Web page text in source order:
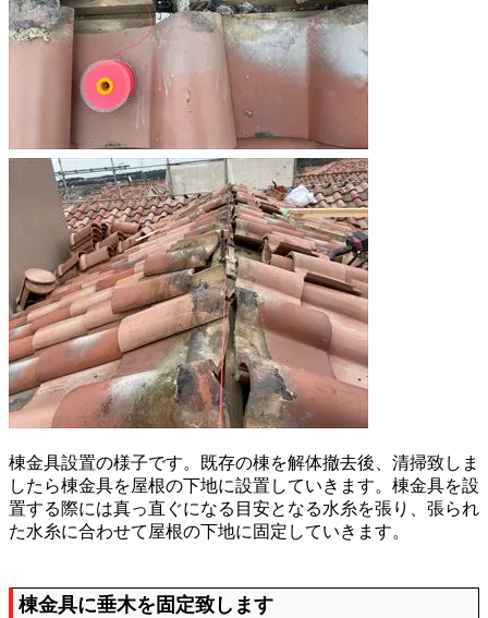
棟金具設置の様子です。既存の棟を解体撤去後、清掃致しま
したら棟金具を屋根の下地に設置していきます。棟金具を設
置する際には真っ直ぐになる目安となる水糸を張り、張られ
た水糸に合わせて屋根の下地に固定していきます。
棟金具に垂木を固定致します